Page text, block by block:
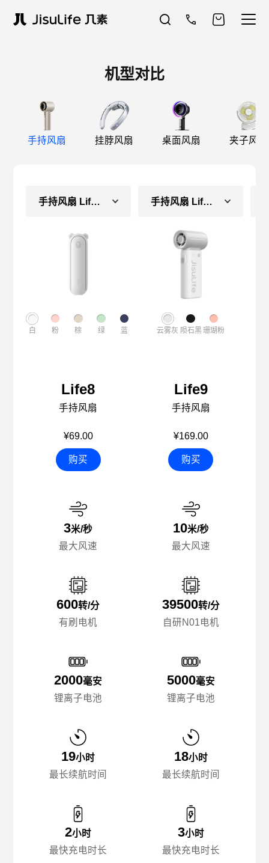
机型对比
手持风扇 挂脖风扇 桌面风扇 夹子风扇
手持风扇 Life8（常规款）
白 粉 棕 绿 蓝
Life8
手持风扇
¥69.00
购买
3米/秒
最大风速
600转/分
有刷电机
2000毫安
锂离子电池
19小时
最长续航时间
2小时
最快充电时长
手持风扇 Life9（长续航款）
云雾灰 陨石黑 珊瑚粉
Life9
手持风扇
¥169.00
购买
10米/秒
最大风速
39500转/分
自研N01电机
5000毫安
锂离子电池
18小时
最长续航时间
3小时
最快充电时长